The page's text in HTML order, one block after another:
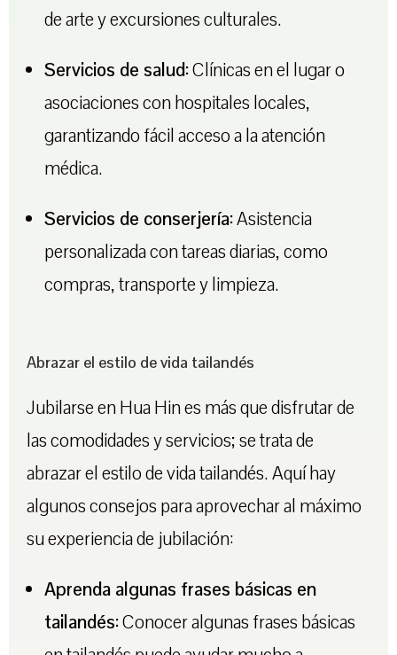
de arte y excursiones culturales.
Servicios de salud:Clínicas en el lugar o
asociaciones con hospitales locales,
garantizando fácil acceso a la atención
médica.
Servicios de conserjería:Asistencia
personalizada con tareas diarias, como
compras, transporte y limpieza.
Abrazar el estilo de vida tailandés
Jubilarse en Hua Hin es más que disfrutar de
las comodidades y servicios; se trata de
abrazar el estilo de vida tailandés. Aquí hay
algunos consejos para aprovechar al máximo
su experiencia de jubilación:
Aprenda algunas frases básicas en
tailandés:Conocer algunas frases básicas